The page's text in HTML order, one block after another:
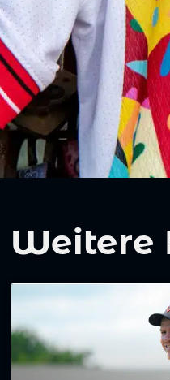
Weitere